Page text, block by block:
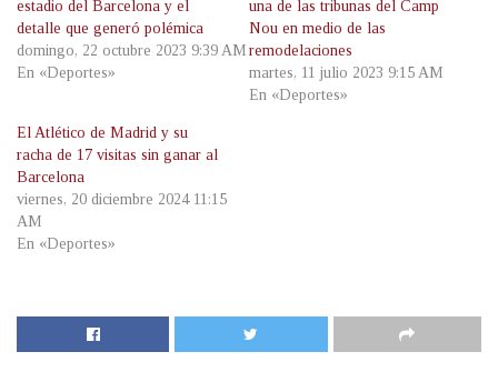
estadio del Barcelona y el
detalle que generó polémica
domingo, 22 octubre 2023 9:39 AM
En «Deportes»
una de las tribunas del Camp
Nou en medio de las
remodelaciones
martes, 11 julio 2023 9:15 AM
En «Deportes»
El Atlético de Madrid y su
racha de 17 visitas sin ganar al
Barcelona
viernes, 20 diciembre 2024 11:15
AM
En «Deportes»